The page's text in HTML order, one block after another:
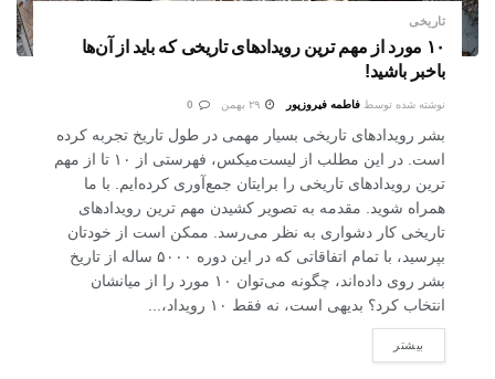
تاریخی
۱۰ مورد از مهم‌ ترین رویدادهای تاریخی که باید از آن‌ها
باخبر باشید!
نوشته شده توسط فاطمه فیروزپور
بشر رویدادهای تاریخی بسیار مهمی در طول تاریخ تجربه کرده
است. در این مطلب از لیست‌میکس، فهرستی از ۱۰ تا از مهم‌
ترین رویدادهای تاریخی را برایتان جمع‌آوری کرده‌ایم. با ما
همراه شوید. مقدمه به تصویر کشیدن مهم‌ ترین رویدادهای
تاریخی کار دشواری به نظر می‌رسد. ممکن است از خودتان
بپرسید، با تمام اتفاقاتی که در این دوره ۵۰۰۰ ساله از تاریخ
بشر روی داده‌اند، چگونه می‌توان ۱۰ مورد را از میانشان
انتخاب کرد؟ بدیهی است، نه فقط ۱۰ رویداد،...
بیشتر